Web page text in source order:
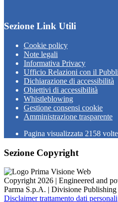
Sezione Link Utili
Cookie policy
Note legali
Informativa Privacy
Ufficio Relazioni con il
Dichiarazione di accessibilità
Obiettivi di accessibilità
Whistleblowing
Gestione consensi cookie
Amministrazione trasparente
Pagina visualizzata 2158 volte
Sezione Copyright
Copyright 2026 | Engineered and
Parma S.p.A. | Divisione
Disclaimer trattamento dati personali